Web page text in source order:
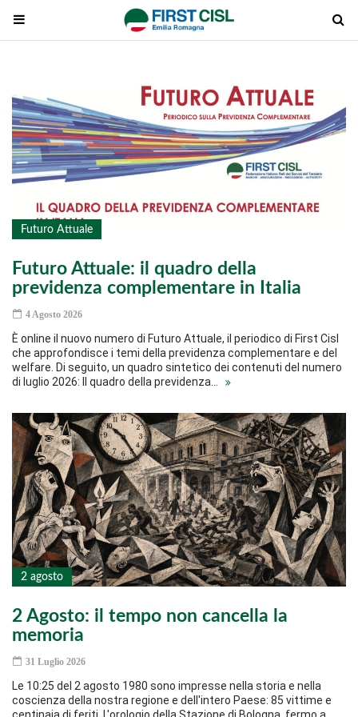
Futuro Attuale
Futuro Attuale: il quadro della
previdenza complementare in Italia
4 Agosto 2026
È online il nuovo numero di Futuro Attuale, il periodico di First Cisl
che approfondisce i temi della previdenza complementare e del
welfare. Di seguito, un quadro sintetico dei contenuti del numero
di luglio 2026: Il quadro della previdenza…
2 agosto
2 Agosto: il tempo non cancella la
memoria
31 Luglio 2026
Le 10:25 del 2 agosto 1980 sono impresse nella storia e nella
coscienza della nostra regione e dell'intero Paese: 85 vittime e